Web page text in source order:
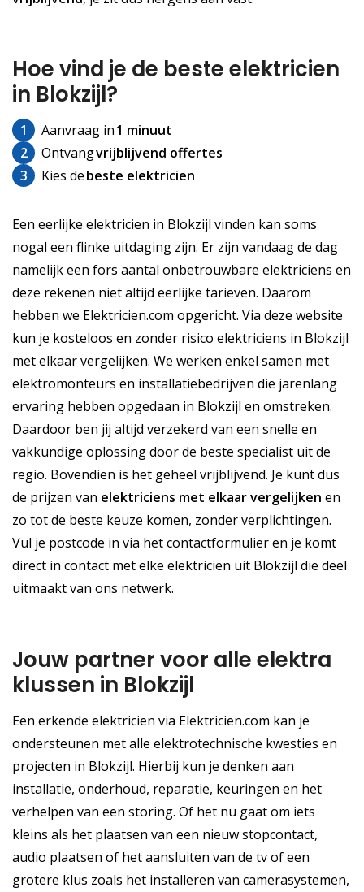
Hoe vind je de beste elektricien
in Blokzijl?
1 Aanvraag in1 minuut
2
Ontvangvrijblijvend offertes
3
Kies debeste elektricien
Een eerlijke elektricien in Blokzijl vinden kan soms
nogal een flinke uitdaging zijn. Er zijn vandaag de dag
namelijk een fors aantal onbetrouwbare elektriciens en
deze rekenen niet altijd eerlijke tarieven. Daarom
hebben we Elektricien.com opgericht. Via deze website
kun je kosteloos en zonder risico elektriciens in Blokzijl
met elkaar vergelijken. We werken enkel samen met
elektromonteurs en installatiebedrijven die jarenlang
ervaring hebben opgedaan in Blokzijl en omstreken.
Daardoor ben jij altijd verzekerd van een snelle en
vakkundige oplossing door de beste specialist uit de
regio. Bovendien is het geheel vrijblijvend. Je kunt dus
de prijzen van elektriciens met elkaar vergelijken en
zo tot de beste keuze komen, zonder verplichtingen.
Vul je postcode in via het contactformulier en je komt
direct in contact met elke elektricien uit Blokzijl die deel
uitmaakt van ons netwerk.
Jouw partner voor alle elektra
klussen in Blokzijl
Een erkende elektricien via Elektricien.com kan je
ondersteunen met alle elektrotechnische kwesties en
projecten in Blokzijl. Hierbij kun je denken aan
installatie, onderhoud, reparatie, keuringen en het
verhelpen van een storing. Of het nu gaat om iets
kleins als het plaatsen van een nieuw stopcontact,
audio plaatsen of het aansluiten van de tv of een
grotere klus zoals het installeren van camerasystemen,